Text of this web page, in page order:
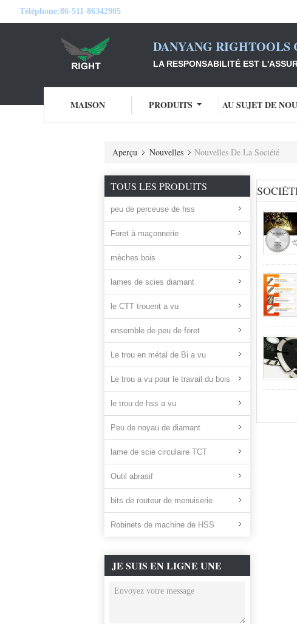
Téléphone:86-511-86342905
DANYANG RIGHTOOLS
LA RESPONSABILITÉ EST
MAISON PRODUITS AU SUJET DE
Aperçu Nouvelles Nouvelles De La Société
TOUS LES PRODUITS
peu de perceuse de hss
Foret à maçonnerie
mèches bois
lames de scies diamant
le CTT trouent a vu
ensemble de peu de foret
Le trou en métal de Bi a vu
Le trou a vu pour le travail du bois
le trou de hss a vu
Peu de noyau de diamant
lame de scie circulaire TCT
Outil abrasif
bits de routeur de menuiserie
Robinets de machine de HSS
JE SUIS EN LIGNE UNE
DISCUSSION EN LIGNE